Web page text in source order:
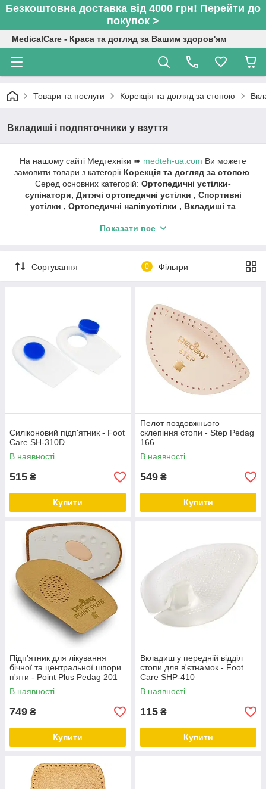
Безкоштовна доставка від 4000 грн! Перейти до
покупок >
MedicalCare - Краса та догляд за Вашим здоров'ям
Товари та послуги Корекція та догляд за стопою
Вкладиші і подпяточники у взуття
На нашому сайті Медтехніки ➠ medteh-ua.com Ви можете
замовити товари з категорії Корекція та догляд за стопою
Серед основних категорій: Ортопедичні устілки-
супінатори, Дитячі ортопедичні устілки , Спортивні
устілки , Ортопедичні напівустілки , Вкладиші та
клинці та напальчники на пальці.
Понад 7 років на ринку ✔ Оплата при отриманні ✔
Показати все
Сортування 0 Фільтри
Силіконовий підп'ятник - Foot
Care SH-310D
В наявності
515 ₴
Купити
Пелот поздовжнього
склепіння стопи - Step Pedag
166
В наявності
549 ₴
Купити
Підп'ятник для лікування
бічної та центральної шпори
п'яти - Point Plus Pedag 201
В наявності
749 ₴
Купити
Вкладиш у передній відділ
стопи для в'єтнамок - Foot
Care SHP-410
В наявності
115 ₴
Купити